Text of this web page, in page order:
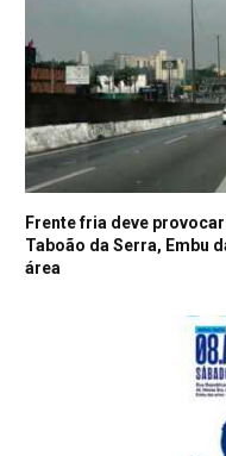
Frente fria deve
Taboão da Serra, Embu
área